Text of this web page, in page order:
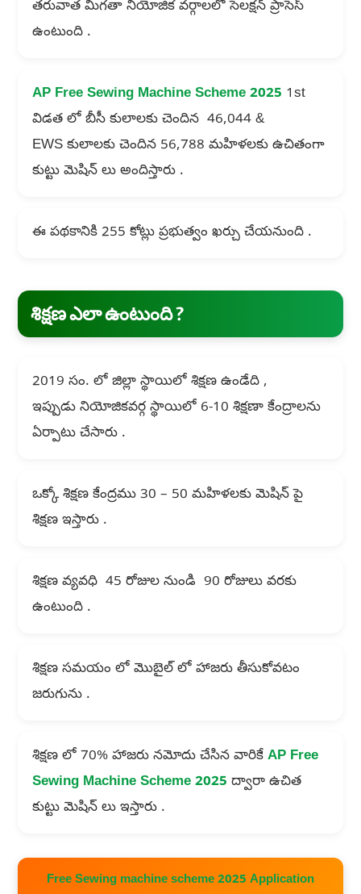
తరువాత మిగతా నియోజిక వర్గాలలో సెలక్షన్ ప్రాసెస్
ఉంటుంది .
AP Free Sewing Machine Scheme 2025 1st
విడత లో బీసీ కులాలకు చెందిన 46,044 &
EWS కులాలకు చెందిన 56,788 మహిళలకు ఉచితంగా
కుట్టు మెషిన్ లు అందిస్తారు .
ఈ పథకానికి 255 కోట్లు ప్రభుత్వం ఖర్చు చేయనుంది .
శిక్షణ ఎలా ఉంటుంది ?
2019 సం. లో జిల్లా స్థాయిలో శిక్షణ ఉండేది ,
ఇప్పుడు నియోజికవర్గ స్థాయిలో 6-10 శిక్షణా కేంద్రాలను
ఏర్పాటు చేసారు .
ఒక్కో శిక్షణ కేంద్రము 30 – 50 మహిళలకు మెషిన్ పై
శిక్షణ ఇస్తారు .
శిక్షణ వ్యవధి 45 రోజుల నుండి 90 రోజులు వరకు
ఉంటుంది .
శిక్షణ సమయం లో మొబైల్ లో హాజరు తీసుకోవటం
జరుగును .
శిక్షణ లో 70% హాజరు నమోదు చేసిన వారికే AP Free
Sewing Machine Scheme 2025 ద్వారా ఉచిత
కుట్టు మెషిన్ లు ఇస్తారు .
Free Sewing machine scheme 2025 Application